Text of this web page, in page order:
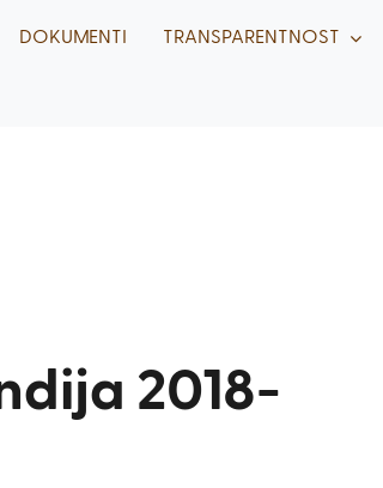
DOKUMENTI TRANSPARENTNOST
2018-